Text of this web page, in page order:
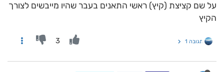
על שם קציצת (קיץ) ראשי התאנים בעבר שהיו מייבשים לצורך
הקיץ
תגובה 1 3